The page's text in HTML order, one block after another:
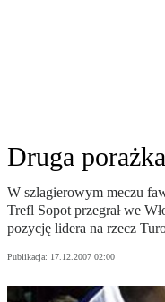
Druga
W szlagierowym meczu
Trefl Sopot przegrał we
pozycję lidera na rzecz
Publikacja: 17.12.2007 02:00